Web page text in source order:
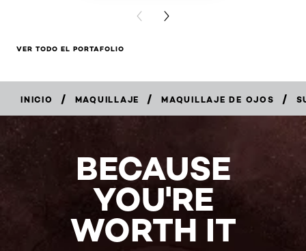
PREVIOUS CARD
NEXT CARD
VER TODO EL PORTAFOLIO
INICIO / MAQUILLAJE / MAQUILLAJE DE OJOS /
EN
BECAUSE
YOU'RE
WORTH IT